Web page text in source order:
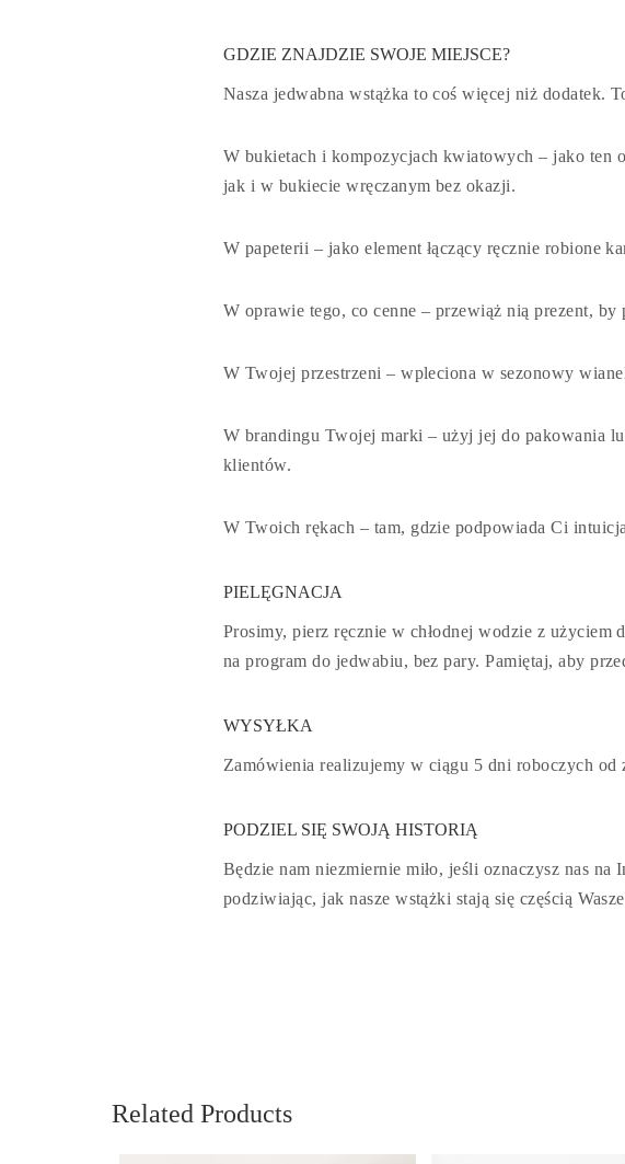
GDZIE ZNAJDZIE SWOJE MIEJSCE?
Nasza jedwabna wstążka to coś więcej niż dodatek.
W bukietach i kompozycjach kwiatowych – jako ten
jak i w bukiecie wręczanym bez okazji.
W papeterii – jako element łączący ręcznie robione
W oprawie tego, co cenne – przewiąż nią prezent, by
W Twojej przestrzeni – wpleciona w sezonowy
W brandingu Twojej marki – użyj jej do pakowania
klientów.
W Twoich rękach – tam, gdzie podpowiada Ci
PIELĘGNACJA
Prosimy, pierz ręcznie w chłodnej wodzie z użyciem
na program do jedwabiu, bez pary. Pamiętaj, aby
WYSYŁKA
Zamówienia realizujemy w ciągu 5 dni roboczych od
PODZIEL SIĘ SWOJĄ HISTORIĄ
Będzie nam niezmiernie miło, jeśli oznaczysz nas na
podziwiając, jak nasze wstążki stają się częścią
Related Products